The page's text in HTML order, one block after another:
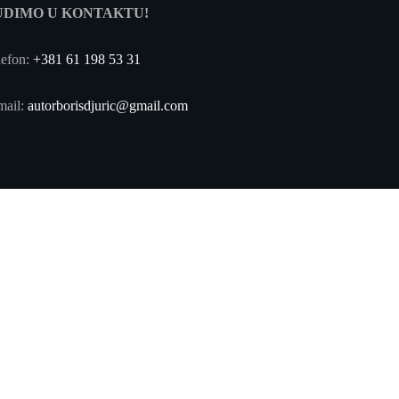
U KONTAKTU!
+381 61 198 53 31
autorborisdjuric@gmail.com